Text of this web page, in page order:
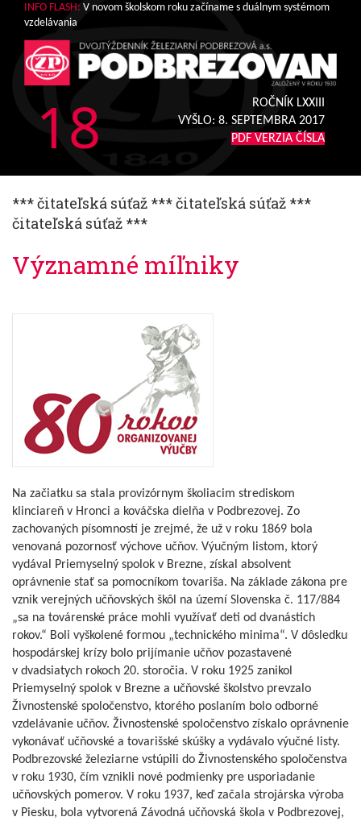
INFO FLASH: V novom školskom roku začíname s duálnym systémom
vzdelávania
18
ROČNÍK LXXIII
VYŠLO: 8. SEPTEMBRA 2017
PDF VERZIA ČÍSLA
*** čitateľská súťaž *** čitateľská súťaž ***
čitateľská súťaž ***
Významné míľniky
Na začiatku sa stala provizórnym školiacim strediskom
klinciareň v Hronci a kováčska dielňa v Podbrezovej. Zo
zachovaných písomností je zrejmé, že už v roku 1869 bola
venovaná pozornosť výchove učňov. Výučným listom, ktorý
vydával Priemyselný spolok v Brezne, získal absolvent
oprávnenie stať sa pomocníkom tovariša. Na základe zákona pre
vznik verejných učňovských škôl na území Slovenska č. 117/884
„sa na továrenské práce mohli využívať deti od dvanástich
rokov.“ Boli vyškolené formou „technického minima“. V dôsledku
hospodárskej krízy bolo prijímanie učňov pozastavené
v dvadsiatych rokoch 20. storočia. V roku 1925 zanikol
Priemyselný spolok v Brezne a učňovské školstvo prevzalo
Živnostenské spoločenstvo, ktorého poslaním bolo odborné
vzdelávanie učňov. Živnostenské spoločenstvo získalo oprávnenie
vykonávať učňovské a tovarišské skúšky a vydávalo výučné listy.
Podbrezovské železiarne vstúpili do Živnostenského spoločenstva
v roku 1930, čím vznikli nové podmienky pre usporiadanie
učňovských pomerov. V roku 1937, keď začala strojárska výroba
v Piesku, bola vytvorená Závodná učňovská škola v Podbrezovej,